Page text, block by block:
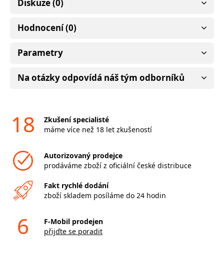
Diskuze (0)
Hodnocení (0)
Parametry
Na otázky odpovídá náš tým odborníků
18
Zkušení specialisté
máme více než 18 let zkušeností
Autorizovaný prodejce
prodáváme zboží z oficiální české distribuce
Fakt rychlé dodání
zboží skladem posíláme do 24 hodin
6
F-Mobil prodejen
přijďte se poradit